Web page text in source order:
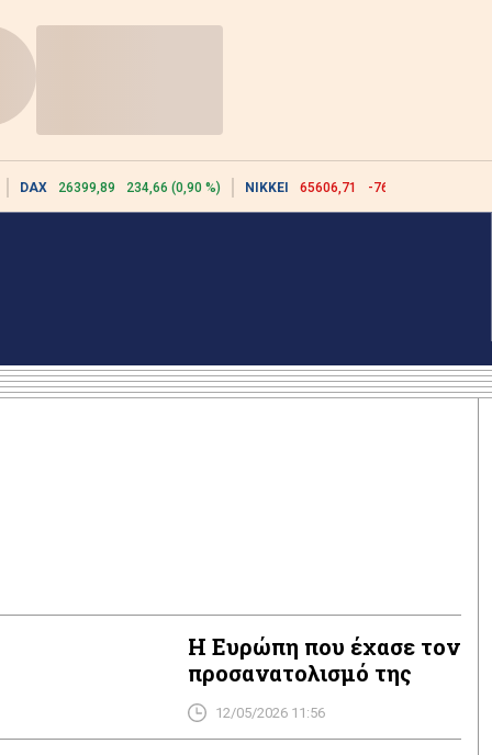
DAX 26399,89 234,66 (0,90 %) NIKKEI 65606,71 -76,55 (-0,12 %)
Η Ευρώπη που έχασε τον
προσανατολισμό της
12/05/2026 11:56